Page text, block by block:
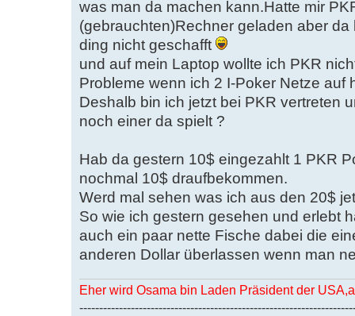
was man da machen kann.Hatte mir
(gebrauchten)Rechner geladen aber
ding nicht geschafft
und auf mein Laptop wollte ich PKR
Probleme wenn ich 2 I-Poker Netze auf
Deshalb bin ich jetzt bei PKR vertreten
noch einer da spielt ?
Hab da gestern 10$ eingezahlt 1 PKR
nochmal 10$ draufbekommen.
Werd mal sehen was ich aus den 20$
So wie ich gestern gesehen und erlebt
auch ein paar nette Fische dabei die
anderen Dollar überlassen wenn man
Eher wird Osama bin Laden Präsident der